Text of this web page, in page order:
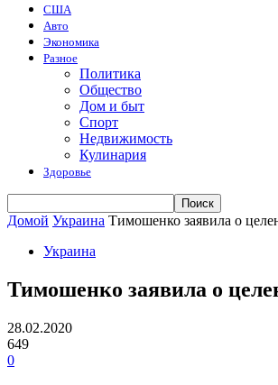
США
Авто
Экономика
Разное
Политика
Общество
Дом и быт
Спорт
Недвижимость
Кулинария
Здоровье
Домой Украина Тимошенко заявила о
Украина
Тимошенко заявила о
28.02.2020
649
0